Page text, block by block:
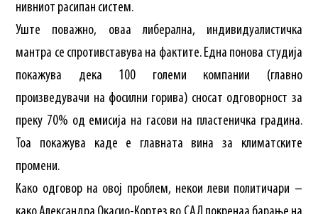
нивниот расипан систем.
Уште поважно, оваа либерална, индивидуалистичка
мантра се спротивставува на фактите. Една понова студија
покажува дека 100 големи компании (главно
произведувачи на фосилни горива) сносат одговорност за
преку 70% од емисија на гасови на пластеничка градина.
Тоа покажува каде е главната вина за климатските
промени.
Како одговор на овој проблем, некои леви политичари –